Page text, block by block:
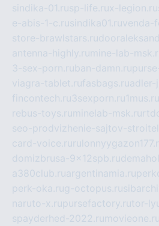
sindika-01.rusp-life.rux-legion.ru
e-abis-1-c.rusindika01.ruvenda-
store-brawlstars.ru
antenna-highly.ru mine-lab-
3-sex-porn.ruban-damn.ru
viagra-tablet.rufasbags.ruadler-
fincontech.ru3sexporn.ru1mus.ru
rebus-toys.ru minelab-msk.ru
seo-prodvizhenie-sajtov-
card-voice.ru
domizbrusa-9x12spb.ru
a380club.ruargentinamia.ru
perk-oka.rug-octopus.ru
naruto-x.rupursefactory.rutor-
spayderhed-2022.ru movieone.ru